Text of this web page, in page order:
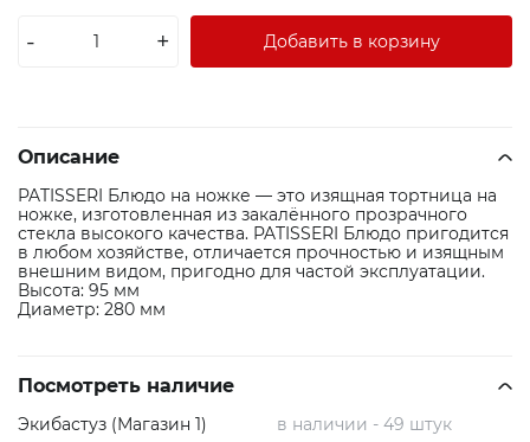
Экибастуз
- + Добавить в корзину
Описание
PATISSERI Блюдо на ножке — это изящная тортница на
ножке, изготовленная из закалённого прозрачного
стекла высокого качества. PATISSERI Блюдо пригодится
в любом хозяйстве, отличается прочностью и изящным
внешним видом, пригодно для частой эксплуатации.
Высота: 95 мм
Диаметр: 280 мм
Посмотреть наличие
Экибастуз (Магазин 1) в наличии - 49 штук